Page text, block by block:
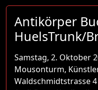
Antikörper
HuelsTrunk/
Samstag, 2. Oktober
Mousonturm,
Waldschmidtstrasse